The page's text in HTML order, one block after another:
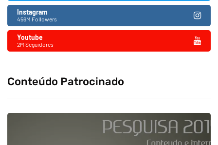
Instagram
456M Followers
Youtube
2M Seguidores
Conteúdo Patrocinado